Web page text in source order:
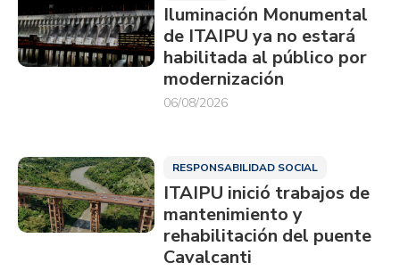
Iluminación Monumental
de ITAIPU ya no estará
habilitada al público por
modernización
06/08/2026
RESPONSABILIDAD SOCIAL
ITAIPU inició trabajos de
mantenimiento y
rehabilitación del puente
Cavalcanti